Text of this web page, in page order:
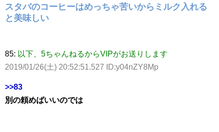
スタバのコーヒーはめっちゃ苦いからミルク入れる
と美味しい
85: 以下、5ちゃんねるからVIPがお送りします
2019/01/26(土) 20:52:51.527 ID:y04nZY8Mp
>>83
別の頼めばいいのでは